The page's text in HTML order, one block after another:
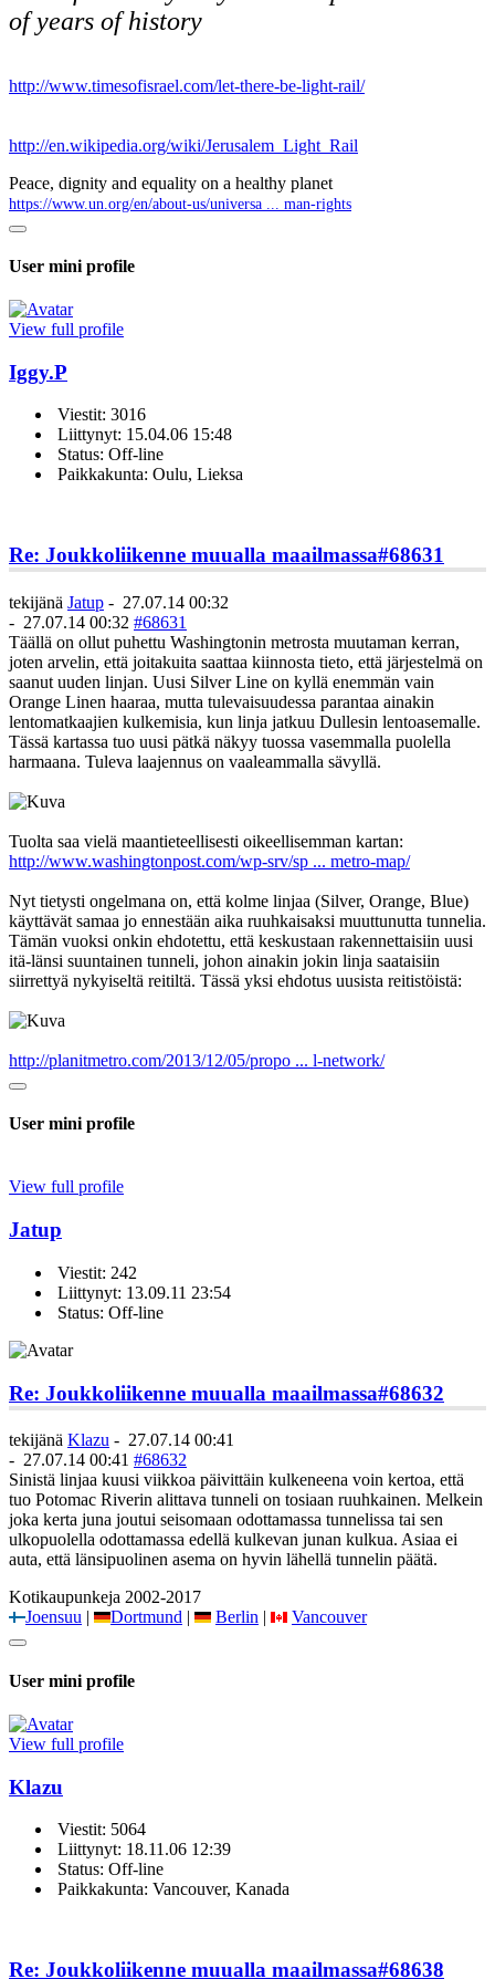
of years of history
http://www.timesofisrael.com/let-there-be-light-rail/
http://en.wikipedia.org/wiki/Jerusalem_Light_Rail
Peace, dignity and equality on a healthy planet
https://www.un.org/en/about-us/universa ... man-rights
User mini profile
View full profile
Iggy.P
Viestit: 3016
Liittynyt: 15.04.06 15:48
Status: Off-line
Paikkakunta: Oulu, Lieksa
Re: Joukkoliikenne muualla maailmassa#68631
tekijänä Jatup - 27.07.14 00:32
- 27.07.14 00:32 #68631
Täällä on ollut puhettu Washingtonin metrosta muutaman kerran,
joten arvelin, että joitakuita saattaa kiinnosta tieto, että järjestelmä on
saanut uuden linjan. Uusi Silver Line on kyllä enemmän vain
Orange Linen haaraa, mutta tulevaisuudessa parantaa ainakin
lentomatkaajien kulkemisia, kun linja jatkuu Dullesin lentoasemalle.
Tässä kartassa tuo uusi pätkä näkyy tuossa vasemmalla puolella
harmaana. Tuleva laajennus on vaaleammalla sävyllä.
Tuolta saa vielä maantieteellisesti oikeellisemman kartan:
http://www.washingtonpost.com/wp-srv/sp ... metro-map/
Nyt tietysti ongelmana on, että kolme linjaa (Silver, Orange, Blue)
käyttävät samaa jo ennestään aika ruuhkaisaksi muuttunutta tunnelia.
Tämän vuoksi onkin ehdotettu, että keskustaan rakennettaisiin uusi
itä-länsi suuntainen tunneli, johon ainakin jokin linja saataisiin
siirrettyä nykyiseltä reitiltä. Tässä yksi ehdotus uusista reitistöistä:
http://planitmetro.com/2013/12/05/propo ... l-network/
User mini profile
View full profile
Jatup
Viestit: 242
Liittynyt: 13.09.11 23:54
Status: Off-line
Re: Joukkoliikenne muualla maailmassa#68632
tekijänä Klazu - 27.07.14 00:41
- 27.07.14 00:41 #68632
Sinistä linjaa kuusi viikkoa päivittäin kulkeneena voin kertoa, että
tuo Potomac Riverin alittava tunneli on tosiaan ruuhkainen. Melkein
joka kerta juna joutui seisomaan odottamassa tunnelissa tai sen
ulkopuolella odottamassa edellä kulkevan junan kulkua. Asiaa ei
auta, että länsipuolinen asema on hyvin lähellä tunnelin päätä.
Kotikaupunkeja 2002-2017
Joensuu | Dortmund | Berlin | Vancouver
User mini profile
View full profile
Klazu
Viestit: 5064
Liittynyt: 18.11.06 12:39
Status: Off-line
Paikkakunta: Vancouver, Kanada
Re: Joukkoliikenne muualla maailmassa#68638